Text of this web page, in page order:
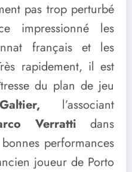
pas trop perturbé
impressionné les
français et les
rapidement, il est
du plan de jeu
l’associant
Verratti dans
performances
joueur de Porto